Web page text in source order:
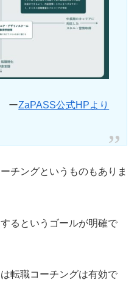
ーZaPASS公式HPより
チングというものもありま
るというゴールが明確で
転職コーチングは有効で